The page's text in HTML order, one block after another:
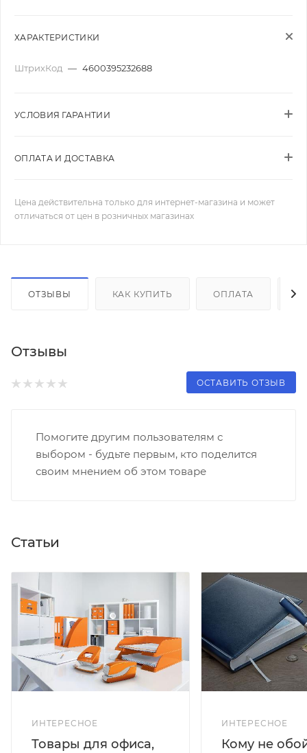
ХАРАКТЕРИСТИКИ
ШтрихКод — 4600395232688
УСЛОВИЯ ГАРАНТИИ
ОПЛАТА И ДОСТАВКА
Цена действительна только для интернет-магазина и может
отличаться от цен в розничных магазинах
ОТЗЫВЫ КАК КУПИТЬ ОПЛАТА
Отзывы
ОСТАВИТЬ ОТЗЫВ
Помогите другим пользователям с
выбором - будьте первым, кто поделится
своим мнением об этом товаре
Статьи
ИНТЕРЕСНОЕ
Товары для офиса,
ИНТЕРЕСНОЕ
Кому не